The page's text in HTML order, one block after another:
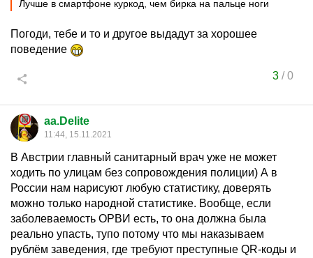
Лучше в смартфоне куркод, чем бирка на пальце ноги
Погоди, тебе и то и другое выдадут за хорошее
поведение
3/0
aa.Delite
11:44, 15.11.2021
В Австрии главный санитарный врач уже не может
ходить по улицам без сопровождения полиции) А в
России нам нарисуют любую статистику, доверять
можно только народной статистике. Вообще, если
заболеваемость ОРВИ есть, то она должна была
реально упасть, тупо потому что мы наказываем
рублём заведения, где требуют преступные QR-коды и